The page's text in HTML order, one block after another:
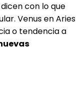
con lo que
Venus en Aries
o tendencia a